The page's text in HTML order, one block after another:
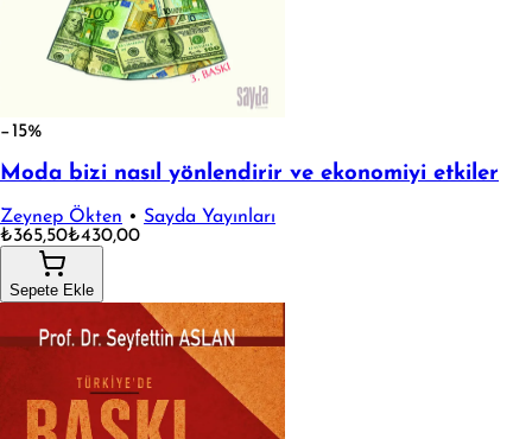
−15%
Moda bizi nasıl yönlendirir ve ekonomiyi etkiler
Zeynep Ökten • Sayda Yayınları
₺365,50₺430,00
Sepete Ekle